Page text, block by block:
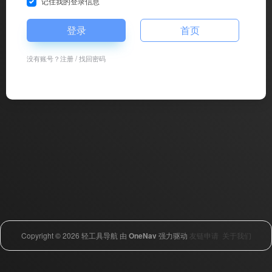
登录 首页
没有账号？注册/找回密码
Copyright © 2026 轻工具导航 由 OneNav强力驱动 友链申请 关于我们